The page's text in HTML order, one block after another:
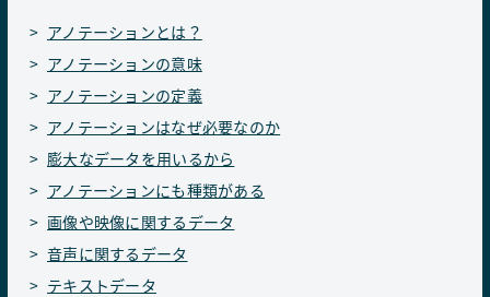
アノテーションとは？
アノテーションの意味
アノテーションの定義
アノテーションはなぜ必要なのか
膨大なデータを用いるから
アノテーションにも種類がある
画像や映像に関するデータ
音声に関するデータ
テキストデータ